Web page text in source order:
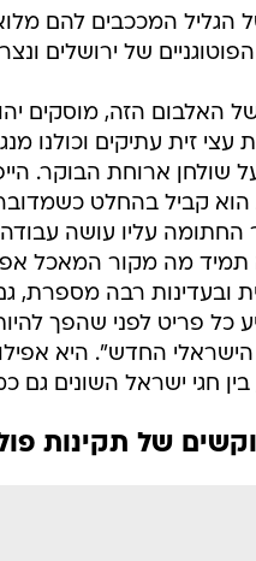
הגליל המככבים להם
של ירושלים
האלבום הזה, מוסקים
עצי זית עתיקים וכולנו
שולחן ארוחת הבוקר.
הוא קביל בהחלט
החתומה עליו עושה
תמיד מה מקור המאכל
ובעדינות רבה מספרת,
כל פריט לפני שהפך
החדש". היא
חגי ישראל השונים גם
של תקינות